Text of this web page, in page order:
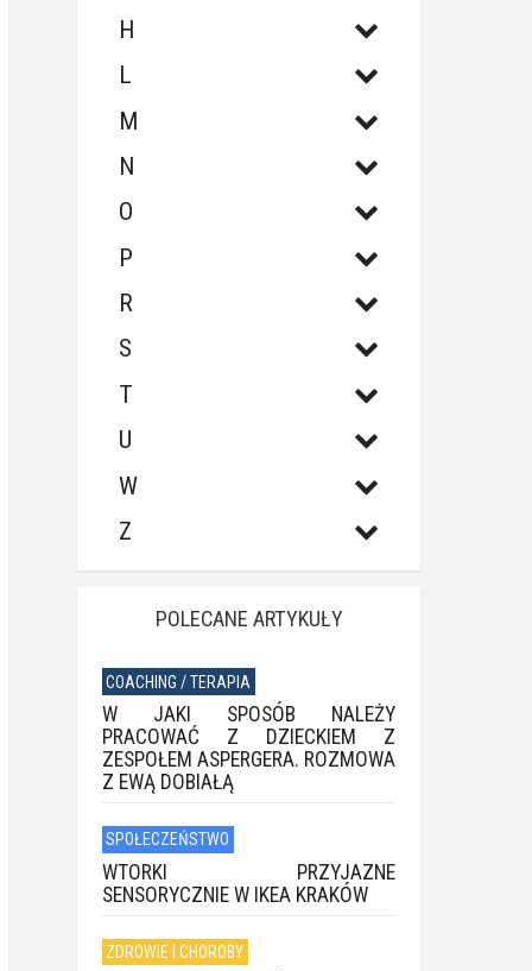
H
L
M
N
O
P
R
S
T
U
W
Z
POLECANE ARTYKUŁY
COACHING / TERAPIA
W JAKI SPOSÓB NALEŻY
PRACOWAĆ Z DZIECKIEM Z
ZESPOŁEM ASPERGERA. ROZMOWA
Z EWĄ DOBIAŁĄ
SPOŁECZEŃSTWO
WTORKI PRZYJAZNE
SENSORYCZNIE W IKEA KRAKÓW
ZDROWIE I CHOROBY